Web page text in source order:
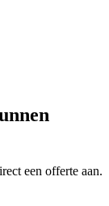
een offerte aan.